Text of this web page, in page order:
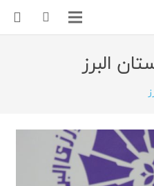
البرز